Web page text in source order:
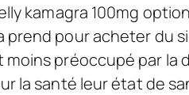
kamagra 100mg
pour acheter du
préoccupé par la
la santé leur état de